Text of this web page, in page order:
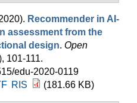
Recommender in AI-
assessment from the
design. Open
101-111.
edu-2020-0119
RIS (181.66 KB)